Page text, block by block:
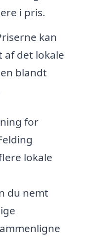
i pris.
kan
det lokale
blandt
for
lokale
du nemt